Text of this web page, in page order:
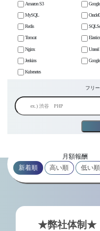
Amazon S3
MySQL
Redis
Tomcat
Nginx Unreal
Jenkins
Kubenetes
フリ
新着順
月額報酬
高い順
低い順
★弊社体制★